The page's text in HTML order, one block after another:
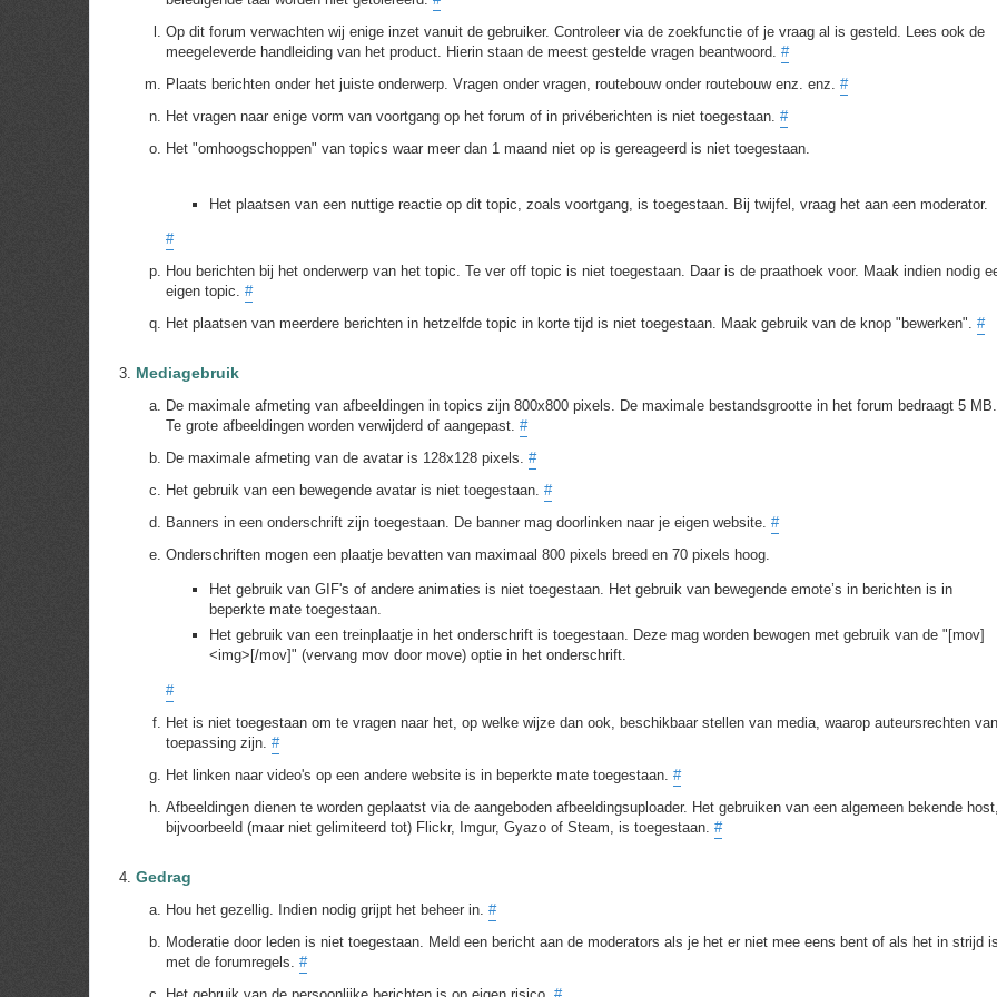
Op dit forum verwachten wij enige inzet vanuit de gebruiker. Controleer via de zoekfunctie of je vraag al is gesteld. Lees ook de
meegeleverde handleiding van het product. Hierin staan de meest gestelde vragen beantwoord. #
Plaats berichten onder het juiste onderwerp. Vragen onder vragen, routebouw onder routebouw enz. enz. #
Het vragen naar enige vorm van voortgang op het forum of in privéberichten is niet toegestaan. #
Het "omhoogschoppen" van topics waar meer dan 1 maand niet op is gereageerd is niet toegestaan.
Het plaatsen van een nuttige reactie op dit topic, zoals voortgang, is toegestaan. Bij twijfel, vraag het aan een moderator.
#
Hou berichten bij het onderwerp van het topic. Te ver off topic is niet toegestaan. Daar is de praathoek voor. Maak indien nodig
eigen topic. #
Het plaatsen van meerdere berichten in hetzelfde topic in korte tijd is niet toegestaan. Maak gebruik van de knop "bewerken". #
Mediagebruik
De maximale afmeting van afbeeldingen in topics zijn 800x800 pixels. De maximale bestandsgrootte in het forum bedraagt 5 MB.
Te grote afbeeldingen worden verwijderd of aangepast. #
De maximale afmeting van de avatar is 128x128 pixels. #
Het gebruik van een bewegende avatar is niet toegestaan. #
Banners in een onderschrift zijn toegestaan. De banner mag doorlinken naar je eigen website. #
Onderschriften mogen een plaatje bevatten van maximaal 800 pixels breed en 70 pixels hoog.
Het gebruik van GIF's of andere animaties is niet toegestaan. Het gebruik van bewegende emote’s in berichten is in
beperkte mate toegestaan.
Het gebruik van een treinplaatje in het onderschrift is toegestaan. Deze mag worden bewogen met gebruik van de "[mov]
<img>[/mov]" (vervang mov door move) optie in het onderschrift.
#
Het is niet toegestaan om te vragen naar het, op welke wijze dan ook, beschikbaar stellen van media, waarop auteursrechten van
toepassing zijn. #
Het linken naar video's op een andere website is in beperkte mate toegestaan. #
Afbeeldingen dienen te worden geplaatst via de aangeboden afbeeldingsuploader. Het gebruiken van een algemeen bekende
bijvoorbeeld (maar niet gelimiteerd tot) Flickr, Imgur, Gyazo of Steam, is toegestaan. #
Gedrag
Hou het gezellig. Indien nodig grijpt het beheer in. #
Moderatie door leden is niet toegestaan. Meld een bericht aan de moderators als je het er niet mee eens bent of als het in strijd
met de forumregels. #